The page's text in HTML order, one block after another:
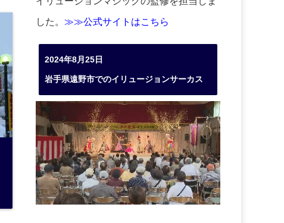
した。 ≫≫公式サイトはこちら
2024年8月25日
岩手県遠野市でのイリュージョンサーカス